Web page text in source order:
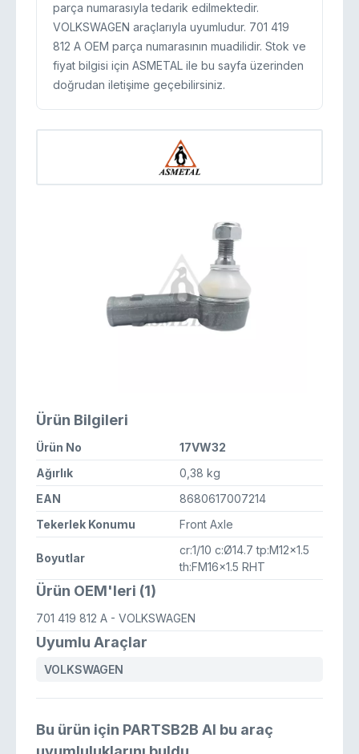
parça numarasıyla tedarik edilmektedir.
VOLKSWAGEN araçlarıyla uyumludur. 701 419
812 A OEM parça numarasının muadilidir. Stok ve
fiyat bilgisi için ASMETAL ile bu sayfa üzerinden
doğrudan iletişime geçebilirsiniz.
Ürün Bilgileri
Ürün No
17VW32
Ağırlık
0,38 kg
EAN
8680617007214
Tekerlek Konumu
Front Axle
Boyutlar
cr:1/10 c:Ø14.7 tp:M12x1.5
th:FM16x1.5 RHT
Ürün OEM'leri (1)
701 419 812 A - VOLKSWAGEN
Uyumlu Araçlar
VOLKSWAGEN
Bu ürün için PARTSB2B AI bu araç